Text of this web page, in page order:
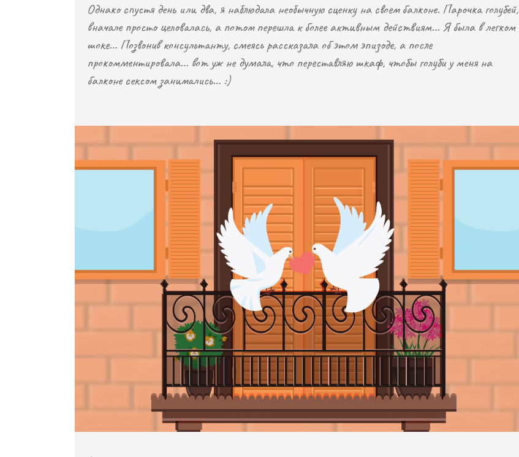
Однако спустя день или два, я наблюдала необычную сценку на своем балконе. Парочка голубей,
вначале просто целовалась, а потом перешла к более активным действиям… Я была в легком
шоке… Позвонив консультанту, смеясь рассказала об этом эпизоде, а после
прокомментировала… вот уж не думала, что переставляю шкаф, чтобы голуби у меня на
балконе сексом занимались… :)